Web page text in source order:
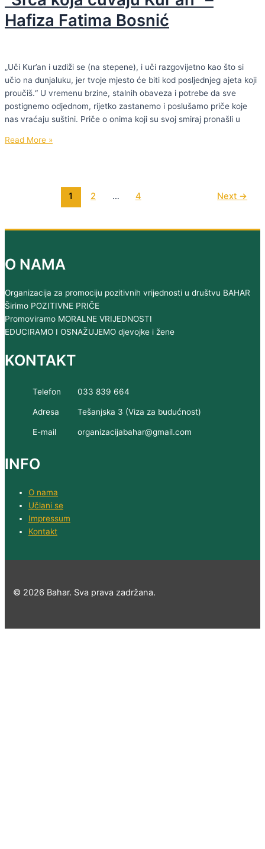
i
mehanizmi
u
Katoličkoj
Crkvi
Hafiza Fatima Bosnić
„Uči Kur’an i uzdiži se (na stepene), i uči razgovijetno kao što si
učio na dunjaluku, jer tvoje mjesto će biti kod posljednjeg ajeta koji
proučiš.“ U vremenu brzine, stalnih obaveza i potrebe da sve
postignemo odjednom, rijetko zastanemo i poslušamo priče koje
nas vraćaju suštini. Priče o onima koji su svoj smiraj pronašli u
“Srca
Bosnić
Read More »
1 2 … 4 Next →
O NAMA
Organizacija za promociju pozitivnih vrijednosti u društvu BAHAR
Širimo POZITIVNE PRIČE
Promoviramo MORALNE VRIJEDNOSTI
EDUCIRAMO I OSNAŽUJEMO djevojke i žene
KONTAKT
Telefon 033 839 664
Adresa Tešanjska 3 (Viza za budućnost)
E-mail organizacijabahar@gmail.com
INFO
O nama
Učlani se
Impressum
Kontakt
© 2026 Bahar. Sva prava zadržana.